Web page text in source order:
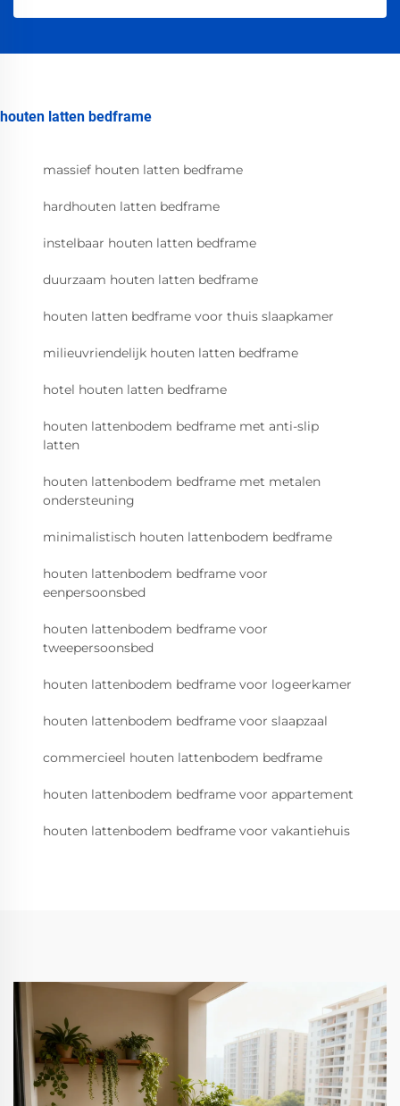
houten latten bedframe
massief houten latten bedframe
hardhouten latten bedframe
instelbaar houten latten bedframe
duurzaam houten latten bedframe
houten latten bedframe voor thuis slaapkamer
milieuvriendelijk houten latten bedframe
hotel houten latten bedframe
houten lattenbodem bedframe met anti-slip
latten
houten lattenbodem bedframe met metalen
ondersteuning
minimalistisch houten lattenbodem bedframe
houten lattenbodem bedframe voor
eenpersoonsbed
houten lattenbodem bedframe voor
tweepersoonsbed
houten lattenbodem bedframe voor logeerkamer
houten lattenbodem bedframe voor slaapzaal
commercieel houten lattenbodem bedframe
houten lattenbodem bedframe voor appartement
houten lattenbodem bedframe voor vakantiehuis